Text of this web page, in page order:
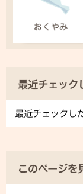
最近チェック
最近チェックし
このページを